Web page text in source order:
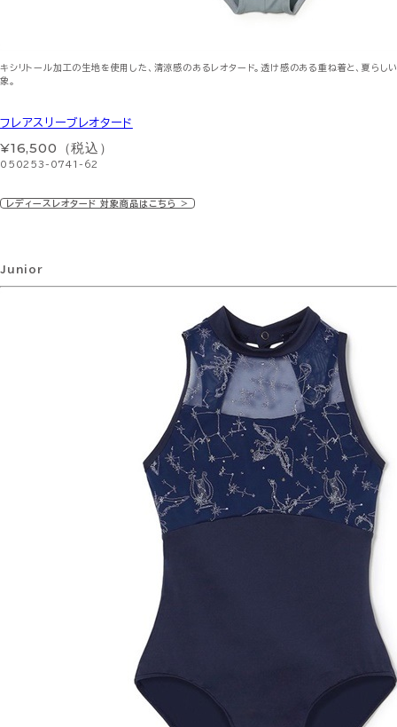
キシリトール加工の生地を使用した、清涼感のあるレオタード。透け感のある重ね着と、夏らし
象。
フレアスリーブレオタード
¥16,500（税込）
050253-0741-62
レディースレオタード 対象商品はこちら ＞
Junior